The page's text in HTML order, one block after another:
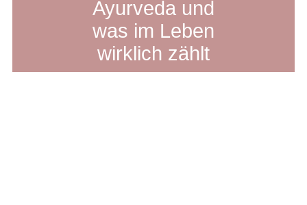
Ayurveda und
was im Leben
wirklich zählt